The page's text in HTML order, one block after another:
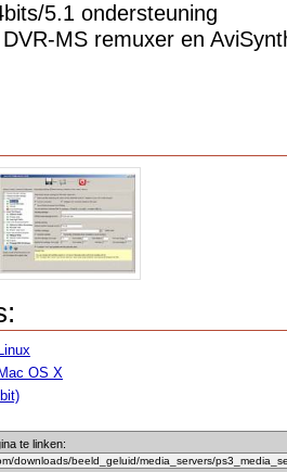
5.1 ondersteuning
MS remuxer en
OS X
te linken: